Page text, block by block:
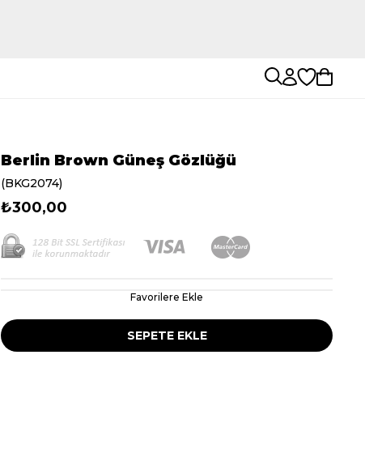
Berlin Brown Güneş Gözlüğü
(BKG2074)
₺300,00
Favorilere Ekle